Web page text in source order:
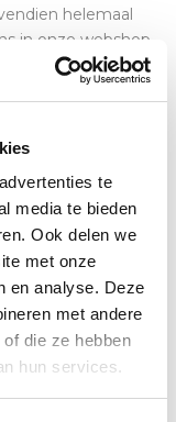
te
media te bieden
Ook delen we
met onze
en analyse. Deze
met andere
die ze hebben
hun services.
helemaal
in onze webshop
de
meer?
Abonneer